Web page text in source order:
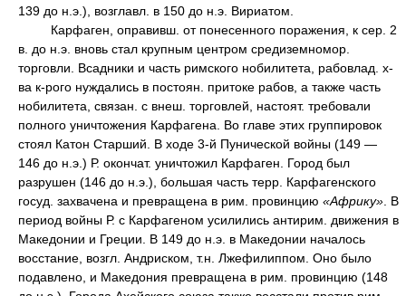
139 до н.э.), возглавл. в 150 до н.э. Вириатом.
Карфаген, оправивш. от понесенного поражения, к сер. 2
в. до н.э. вновь стал крупным центром средиземномор.
торговли. Всадники и часть римского нобилитета, рабовлад. х-
ва к-рого нуждались в постоян. притоке рабов, а также часть
нобилитета, связан. с внеш. торговлей, настоят. требовали
полного уничтожения Карфагена. Во главе этих группировок
стоял Катон Старший. В ходе 3-й Пунической войны (149 —
146 до н.э.) Р. окончат. уничтожил Карфаген. Город был
разрушен (146 до н.э.), большая часть терр. Карфагенского
госуд. захвачена и превращена в рим. провинцию «Африку» . В
период войны Р. с Карфагеном усилились антирим. движения в
Македонии и Греции. В 149 до н.э. в Македонии началось
восстание, возгл. Андриском, т.н. Лжефилиппом. Оно было
подавлено, и Македония превращена в рим. провинцию (148